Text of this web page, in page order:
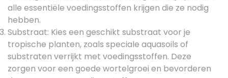
alle essentiële voedingsstoffen krijgen die ze nodig
hebben.
Substraat: Kies een geschikt substraat voor je
tropische planten, zoals speciale aquasoils of
substraten verrijkt met voedingsstoffen. Deze
zorgen voor een goede wortelgroei en bevorderen